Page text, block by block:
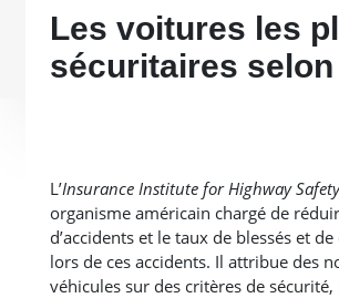
Les voitures les
sécuritaires selon
L’Insurance Institute for Highway Safety
organisme américain chargé de
d’accidents et le taux de blessés et
lors de ces accidents. Il attribue des
véhicules sur des critères de